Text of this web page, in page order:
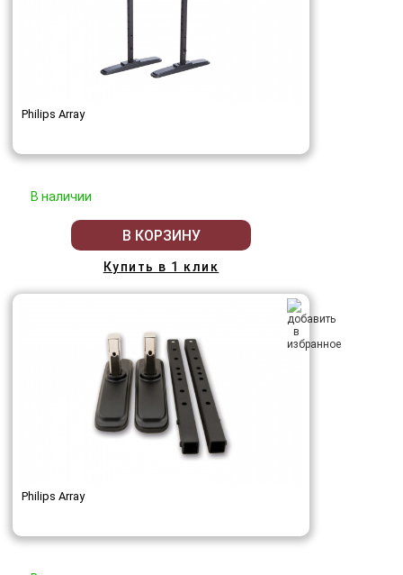
Philips Array
В наличии
В КОРЗИНУ
Купить в 1 клик
Philips Array